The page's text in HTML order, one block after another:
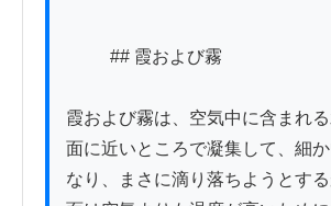
霞および霧は、空気中に含まれ
面に近いところで凝集して、細
なり、まさに滴り落ちようとす